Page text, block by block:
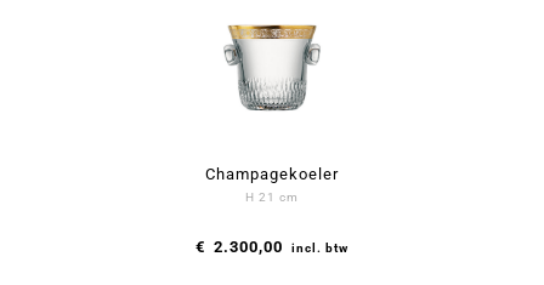
Champagekoeler
H 21 cm
€ 2.300,00 incl. btw